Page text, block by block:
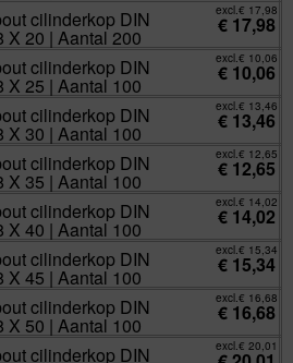
cilinderkop DIN
X 20 | Aantal 200
excl.€ 17,98
€ 17,98
cilinderkop DIN
X 25 | Aantal 100
excl.€ 10,06
€ 10,06
cilinderkop DIN
X 30 | Aantal 100
excl.€ 13,46
€ 13,46
cilinderkop DIN
X 35 | Aantal 100
excl.€ 12,65
€ 12,65
cilinderkop DIN
X 40 | Aantal 100
excl.€ 14,02
€ 14,02
cilinderkop DIN
X 45 | Aantal 100
excl.€ 15,34
€ 15,34
cilinderkop DIN
X 50 | Aantal 100
excl.€ 16,68
€ 16,68
cilinderkop DIN excl.€ 20,01